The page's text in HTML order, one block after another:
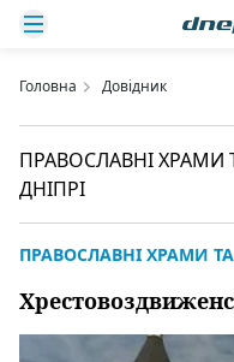
Головна Довідник
ПРАВОСЛАВНІ
ДНІПРІ
ПРАВОСЛАВНІ ХРАМИ